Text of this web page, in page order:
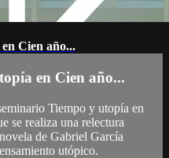
Cien año...
en Cien año...
Tiempo y utopía en
se realiza una relectura
de Gabriel García
utópico.